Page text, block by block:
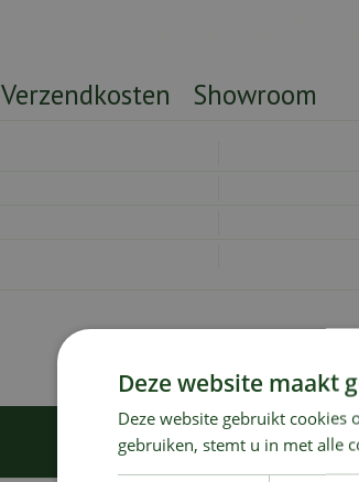
Verzendkosten Showroom
Deze website maakt
Deze website gebruikt cookies
gebruiken, stemt u in met alle